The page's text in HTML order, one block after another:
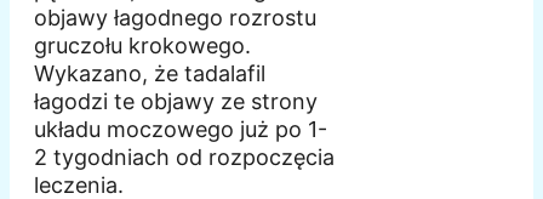
objawy łagodnego rozrostu
gruczołu krokowego.
Wykazano, że tadalafil
łagodzi te objawy ze strony
układu moczowego już po 1-
2 tygodniach od rozpoczęcia
leczenia.